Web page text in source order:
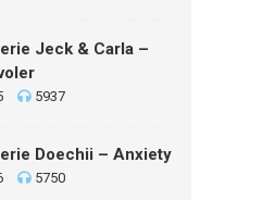
Jeck & Carla –
5937
Doechii – Anxiety
5750